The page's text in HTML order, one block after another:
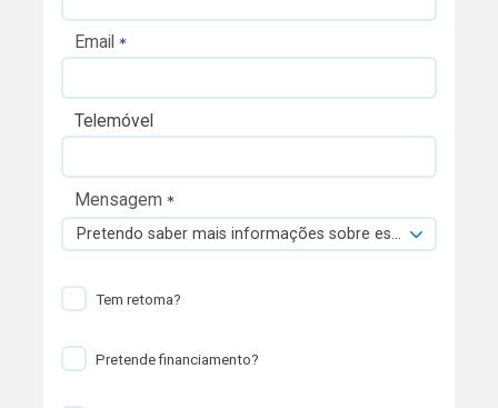
Email
Telemóvel
Mensagem
Pretendo saber mais informações sobre esta viatura.
Tem retoma?
Pretende financiamento?